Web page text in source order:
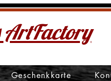
ArtFactory
Geschenkkarte